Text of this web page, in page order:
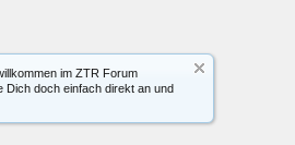
im ZTR Forum
Dich doch einfach direkt an und